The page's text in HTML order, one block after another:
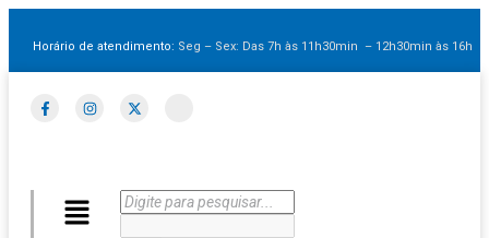
Horário de atendimento: Seg – Sex: Das 7h às 11h30min – 12h30min às 16h